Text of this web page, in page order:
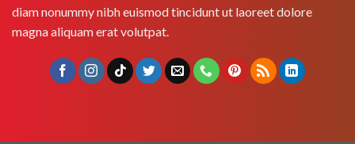
diam nonummy nibh euismod tincidunt ut laoreet dolore
magna aliquam erat volutpat.